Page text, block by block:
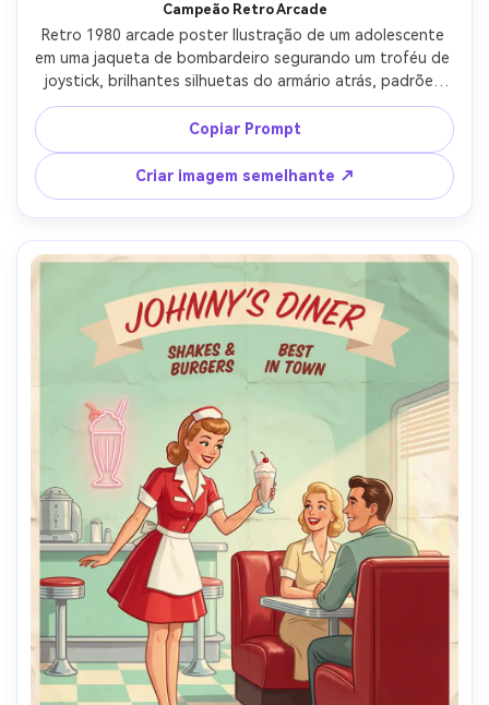
Campeão Retro Arcade
Retro 1980 arcade poster Ilustração de um adolescente
em uma jaqueta de bombardeiro segurando um troféu de
joystick, brilhantes silhuetas do armário atrás, padrões
semelhantes a pixels usados como texturas de meio tom,
paleta de neon de ciano, magenta e preto, espaço de
manchete angular ousado, destaques de gradiente de
airbrush, perspectiva dinâmica, vibe nostálgica do centro
do jogo, lente de 85mm, profundidade de campo rasa-AR
4:5
Copiar Prompt
Criar imagem semelhante ↗